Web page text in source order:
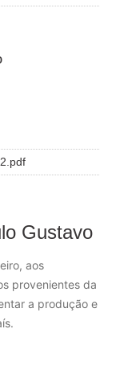
Gustavo
aos
provenientes da
a produção e